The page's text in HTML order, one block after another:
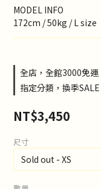
MODEL INFO
172cm / 50kg / L size
全店，全館3000免運
指定分類，換季
NT$3,450
尺寸